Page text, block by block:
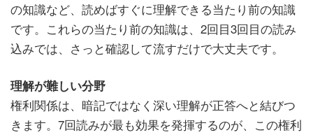
の知識など、読めばすぐに理解できる当たり前の知識
です。これらの当たり前の知識は、2回目3回目の読み
込みでは、さっと確認して流すだけで大丈夫です。
理解が難しい分野
権利関係は、暗記ではなく深い理解が正答へと結びつ
きます。7回読みが最も効果を発揮するのが、この権利